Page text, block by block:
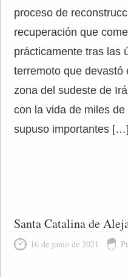
proceso de
recuperación que
prácticamente tras las
terremoto que devastó
zona del sudeste de
con la vida de miles
supuso importantes […]
Santa Catalina de
16 de junio de 2021